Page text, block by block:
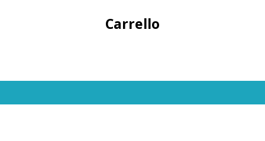
Carrello